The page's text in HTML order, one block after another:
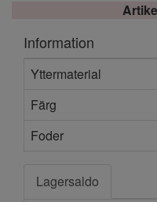
Information
Yttermaterial
Färg
Foder
Lagersaldo